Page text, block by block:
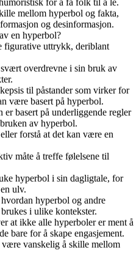
mellom hyperbol og fakta,
og desinformasjon.
en hyperbol?
figurative uttrykk, deriblant
overdrevne i sin bruk av
til påstander som virker for
være basert på hyperbol.
basert på underliggende regler
av hyperbol.
forstå at det kan være en
måte å treffe følelsene til
hyperbol i sin dagligtale, for
ulv.
hyperbol og andre
i ulike kontekster.
at ikke alle hyperboler er ment å
bare for å skape engasjement.
vanskelig å skille mellom